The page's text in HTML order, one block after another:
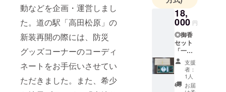
動などを企画・運営しまし
た。道の駅「高田松原」の
新装再開の際には、防災
グッズコーナーのコーディ
ネートをお手伝いさせてい
ただきました。また、希少
18,
000 円
◎御香
セット
「一本
松」 奇
跡の一
本松の
貴重な
支援
者：
1人
お届